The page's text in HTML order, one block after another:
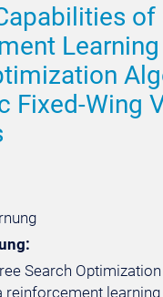
of
Fixed-Wing
Search
reinforcement